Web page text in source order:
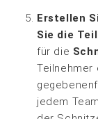
Erstellen
Sie die
für die
Teilnehmer
jedem